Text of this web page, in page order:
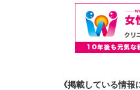
《掲載している情報